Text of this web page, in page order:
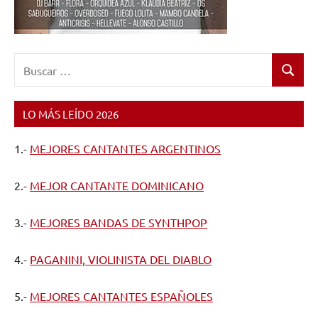
Buscar
LO MÁS LEÍDO 2026
1.- MEJORES CANTANTES ARGENTINOS
2.- MEJOR CANTANTE DOMINICANO
3.- MEJORES BANDAS DE SYNTHPOP
4.- PAGANINI, VIOLINISTA DEL DIABLO
5.- MEJORES CANTANTES ESPAÑOLES